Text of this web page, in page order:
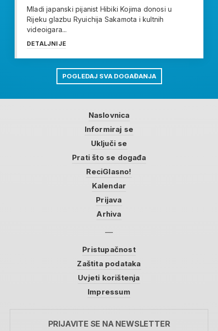
Mladi japanski pijanist Hibiki Kojima donosi u
Rijeku glazbu Ryuichija Sakamota i kultnih
videoigara...
DETALJNIJE
POGLEDAJ SVA DOGAĐANJA
Naslovnica
Informiraj se
Uključi se
Prati što se događa
ReciGlasno!
Kalendar
Prijava
Arhiva
Pristupačnost
Zaštita podataka
Uvjeti korištenja
Impressum
PRIJAVITE SE NA NEWSLETTER